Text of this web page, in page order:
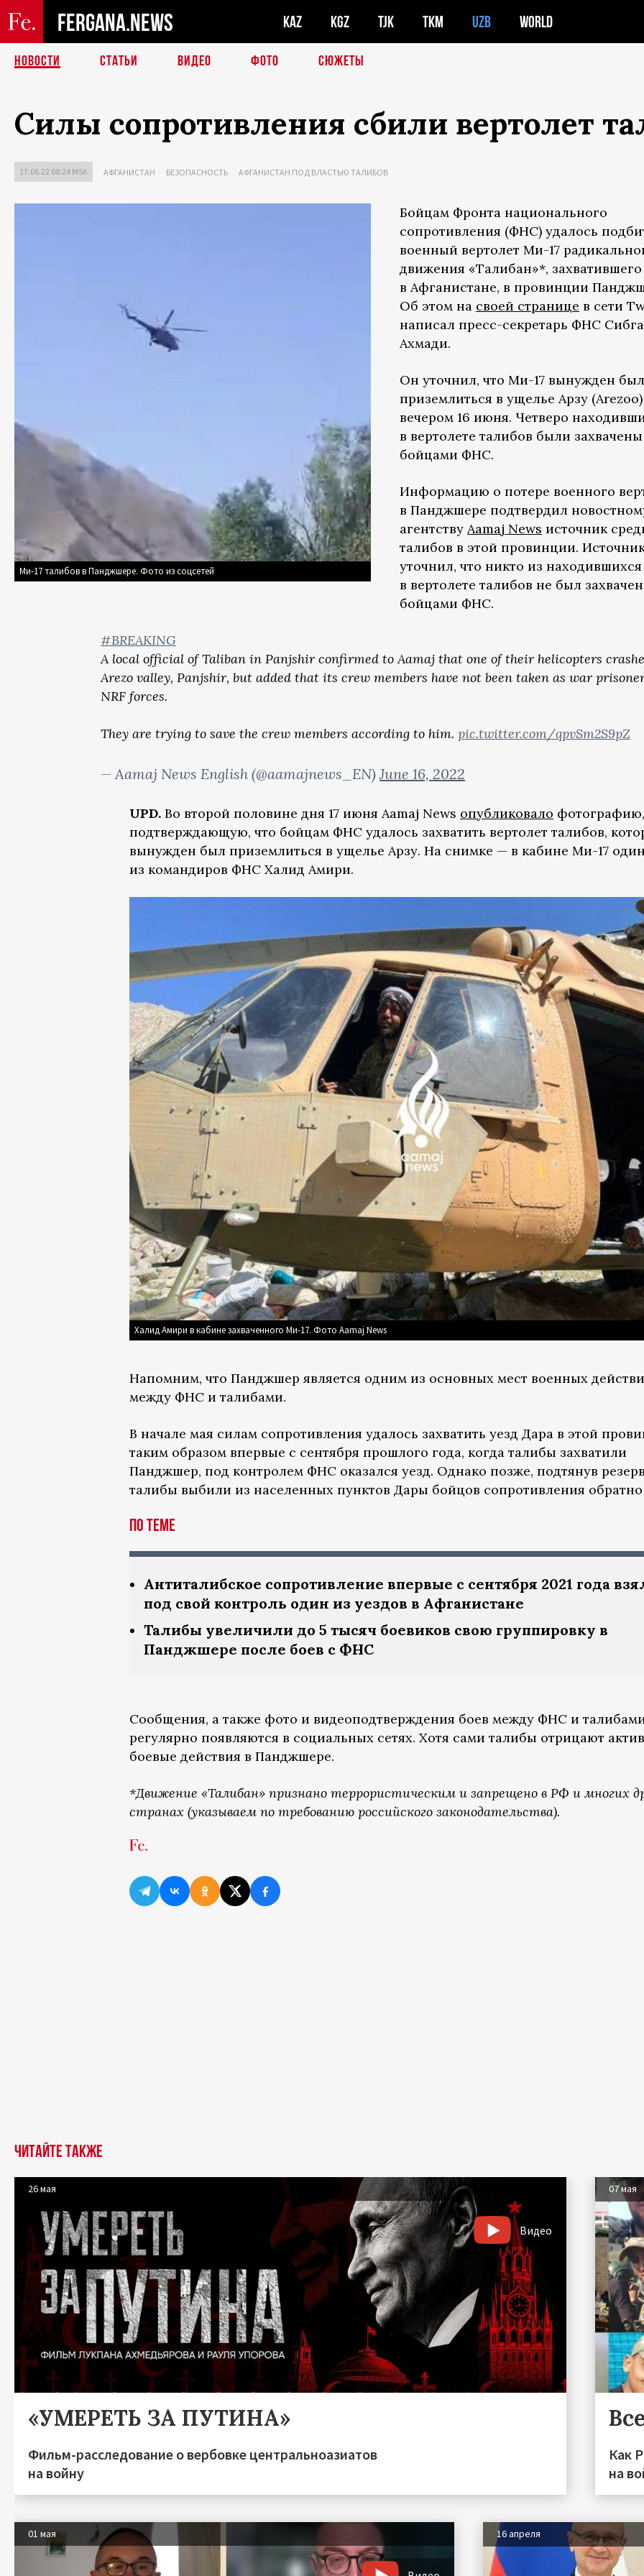
FERGANA.NEWS KAZ KGZ TJK TKM UZB WORLD
НОВОСТИ СТАТЬИ ВИДЕО ФОТО СЮЖЕТЫ
Силы сопротивления сбили вертолет
17.06.22 08:24 MSK АФГАНИСТАН БЕЗОПАСНОСТЬ АФГАНИСТАН ПОД ВЛАСТЬЮ ТАЛИБОВ
Ми-17 талибов в Панджшере. Фото из соцсетей
Бойцам Фронта национального
сопротивления (ФНС) удалось
военный вертолет Ми-17
движения «Талибан»*, захватившего
в Афганистане, в провинции
Об этом на своей странице в сети
написал пресс-секретарь ФНС
Ахмади.
Он уточнил, что Ми-17 вынужден был
приземлиться в ущелье Арзу (Arezoo)
вечером 16 июня. Четверо
в вертолете талибов были
бойцами ФНС.
Информацию о потере военного
в Панджшере подтвердил
агентству Aamaj News источник
талибов в этой провинции.
уточнил, что никто из находившихся
в вертолете талибов не был
бойцами ФНС.
#BREAKING
A local official of Taliban in Panjshir confirmed to Aamaj that one of their helicopters
Arezo valley, Panjshir, but added that its crew members have not been taken as war
NRF forces.
They are trying to save the crew members according to him. pic.twitter.com/qpvSm2S9pZ
— Aamaj News English (@aamajnews_EN)June 16, 2022
UPD. Во второй половине дня 17 июня Aamaj News опубликовало фотографию,
подтверждающую, что бойцам ФНС удалось захватить вертолет талибов,
вынужден был приземлиться в ущелье Арзу. На снимке — в кабине Ми-17 один
из командиров ФНС Халид Амири.
Халид Амири в кабине захваченного Ми-17. Фото Aamaj News
Напомним, что Панджшер является одним из основных мест военных
между ФНС и талибами.
В начале мая силам сопротивления удалось захватить уезд Дара в этой
таким образом впервые с сентября прошлого года, когда талибы захватили
Панджшер, под контролем ФНС оказался уезд. Однако позже, подтянув
талибы выбили из населенных пунктов Дары бойцов сопротивления
По теме
Антиталибское сопротивление впервые с сентября 2021 года
под свой контроль один из уездов в Афганистане
Талибы увеличили до 5 тысяч боевиков свою группировку в
Панджшере после боев с ФНС
Сообщения, а также фото и видеоподтверждения боев между ФНС и
регулярно появляются в социальных сетях. Хотя сами талибы отрицают
боевые действия в Панджшере.
*Движение «Талибан» признано террористическим и запрещено в РФ и многих
странах (указываем по требованию российского законодательства).
Читайте также
26 мая
Видео
«УМЕРЕТЬ ЗА ПУТИНА»
Фильм-расследование о вербовке центральноазиатов
на войну
07 мая
Как
на
01 мая 16 апреля